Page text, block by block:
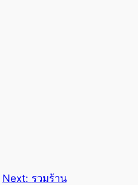
Next: รวมร้าน